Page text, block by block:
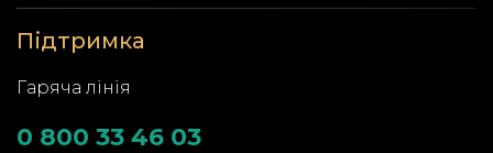
Підтримка
Гаряча лінія
0 800 33 46 03